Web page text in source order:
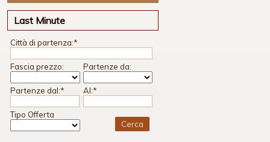
Last Minute
Città di partenza:*
Fascia prezzo: Partenze da:
Partenze dal:* Al:*
Tipo Offerta